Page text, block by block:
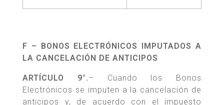
F – BONOS ELECTRÓNICOS IMPUTADOS A
LA CANCELACIÓN DE ANTICIPOS
ARTÍCULO 9°.– Cuando los Bonos
Electrónicos se imputen a la cancelación de
anticipos y, de acuerdo con el impuesto